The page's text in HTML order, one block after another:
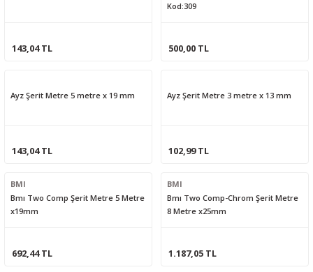
143,04 TL
Kod:309
500,00 TL
Ayz Şerit Metre 5 metre x 19 mm
143,04 TL
Ayz Şerit Metre 3 metre x 13 mm
102,99 TL
BMI
Bmı Two Comp Şerit Metre 5 Metre
x19mm
692,44 TL
BMI
Bmı Two Comp-Chrom Şerit Metre
8 Metre x25mm
1.187,05 TL